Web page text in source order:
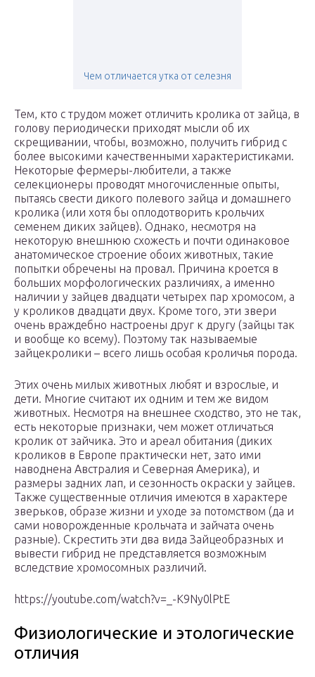
Чем отличается утка от селезня
Тем, кто с трудом может отличить кролика от зайца, в
голову периодически приходят мысли об их
скрещивании, чтобы, возможно, получить гибрид с
более высокими качественными характеристиками.
Некоторые фермеры-любители, а также
селекционеры проводят многочисленные опыты,
пытаясь свести дикого полевого зайца и домашнего
кролика (или хотя бы оплодотворить крольчих
семенем диких зайцев). Однако, несмотря на
некоторую внешнюю схожесть и почти одинаковое
анатомическое строение обоих животных, такие
попытки обречены на провал. Причина кроется в
больших морфологических различиях, а именно
наличии у зайцев двадцати четырех пар хромосом, а
у кроликов двадцати двух. Кроме того, эти звери
очень враждебно настроены друг к другу (зайцы так
и вообще ко всему). Поэтому так называемые
зайцекролики – всего лишь особая кроличья порода.
Этих очень милых животных любят и взрослые, и
дети. Многие считают их одним и тем же видом
животных. Несмотря на внешнее сходство, это не так,
есть некоторые признаки, чем может отличаться
кролик от зайчика. Это и ареал обитания (диких
кроликов в Европе практически нет, зато ими
наводнена Австралия и Северная Америка), и
размеры задних лап, и сезонность окраски у зайцев.
Также существенные отличия имеются в характере
зверьков, образе жизни и уходе за потомством (да и
сами новорожденные крольчата и зайчата очень
разные). Скрестить эти два вида Зайцеобразных и
вывести гибрид не представляется возможным
вследствие хромосомных различий.
https://youtube.com/watch?v=_-K9Ny0lPtE
Физиологические и этологические
отличия